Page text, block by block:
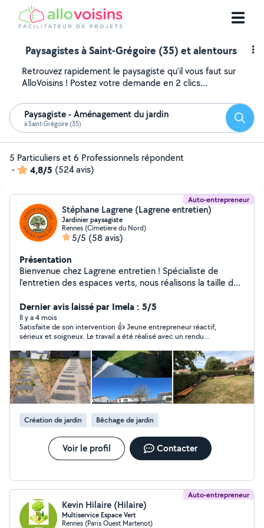
Paysagistes à Saint-Grégoire (35) et alentours
Retrouvez rapidement le paysagiste qu'il vous faut sur
AlloVoisins ! Postez votre demande en 2 clics...
Paysagiste - Aménagement du jardin
à Saint-Grégoire (35)
5 Particuliers et 6 Professionnels répondent
-
4,8/5 (524 avis)
Auto-entrepreneur
Stéphane Lagrene (Lagrene entretien)
Jardinier paysagiste
Rennes (Cimetiere du Nord)
5/5 (58 avis)
Présentation
Bienvenue chez Lagrene entretien ! Spécialiste de
l'entretien des espaces verts, nous réalisons la taille de
et l'entretien de jardins. Nos équipes interviennent à
Rennes et dans toute l'Ille-et-Vilaine 35 ainsi qu'en
Seine-et-Marne 77 Travail soigné, devis gratuit et
intervention rapide.
Dernier avis laissé par Imela : 5/5
Il y a 4 mois
Satisfaite de son intervention 👍 Jeune entrepreneur réactif,
sérieux et soigneux. Le travail a été réalisé avec un rendu
de jardin / paysagisme 🌿
Création de jardin Bêchage de jardin
Voir le profil Contacter
Auto-entrepreneur
Kevin Hilaire (Hilaire)
Multiservice Espace Vert
Rennes (Paris Ouest Martenot)